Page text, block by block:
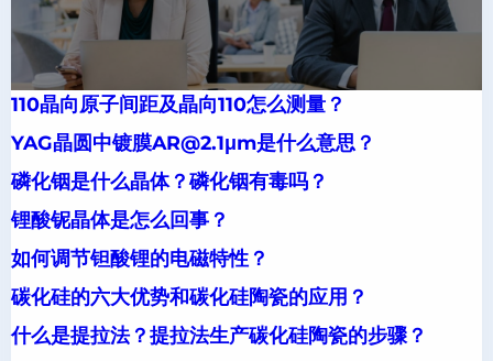
110晶向原子间距及晶向110怎么测量？
YAG晶圆中镀膜AR@2.1μm是什么意思？
磷化铟是什么晶体？磷化铟有毒吗？
锂酸铌晶体是怎么回事？
如何调节钽酸锂的电磁特性？
碳化硅的六大优势和碳化硅陶瓷的应用？
什么是提拉法？提拉法生产碳化硅陶瓷的步骤？